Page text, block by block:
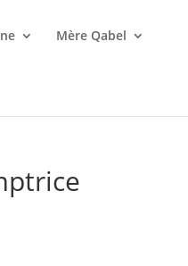
Mère Qabel